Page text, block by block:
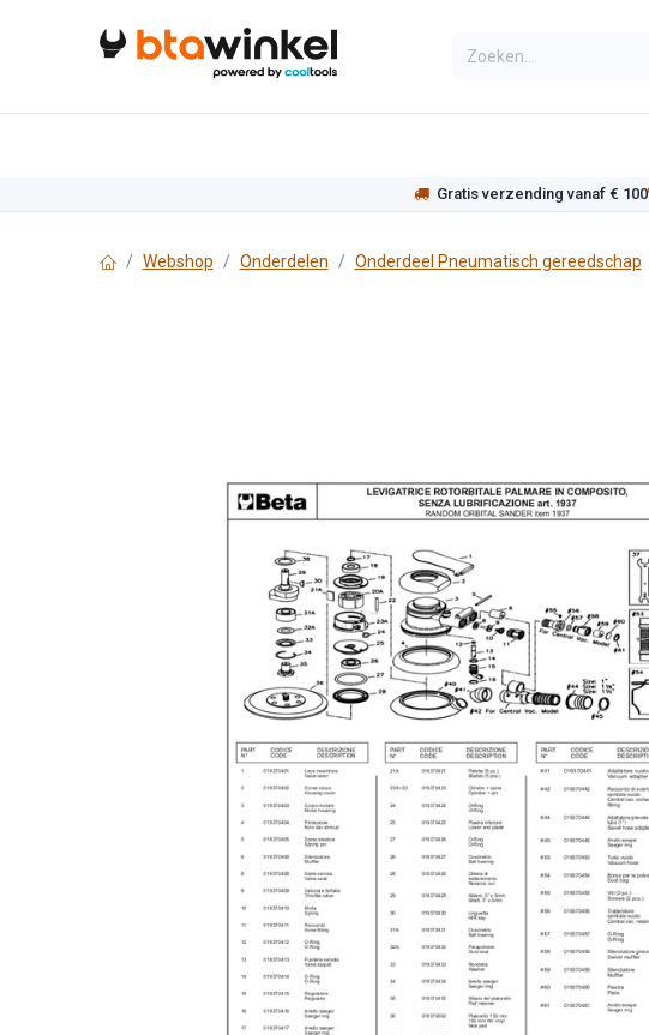
Gratis verzending vanaf € 100
Webshop Onderdelen Onderdeel Pneumatisch gereedschap